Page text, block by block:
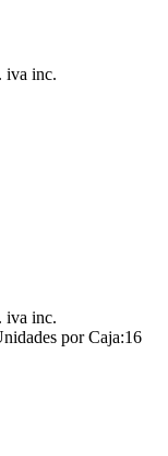
iva inc.
iva inc.
por Caja:16